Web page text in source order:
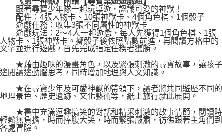
跟著尋寶少年隊一起玩桌遊，認識可愛的神獸！
配件：4張人物卡、10張神獸卡、4個角色棋、1個骰子
遊戲任務：收集3張不同屬性的神獸卡
遊戲玩法：2～4人一起遊戲，每人先獲得1個角色棋、1張
人物卡、1張神獸卡。擲骰子後依照點數前進，再閱讀方格中的
文字並進行遊戲，首先完成指定任務者獲勝。
★藉由趣味的漫畫角色，以及緊張刺激的尋寶故事，讓孩子
邊閱讀邊動腦思考，同時增加地理與人文知識。
★在尋寶少年及可愛神獸的帶領下，讀者將共同遊歷不同的
地理景色、歷史遺跡、文化藝術等，紙上旅行就此展開。
★書中充滿逗趣搞笑的對話和精采刺激的故事情節，閱讀時
輕鬆無負擔，時而捧腹大笑，時而緊張嚴肅，彷彿跟著主角們到
各處冒險。